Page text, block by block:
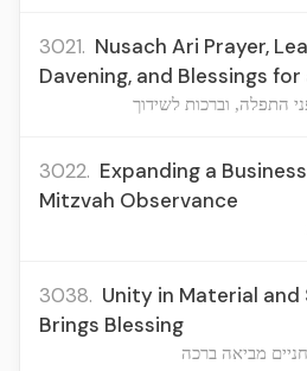
3021. Nusach Ari Prayer,
Davening, and Blessings
התפלה, וברכות לשידוך
3022. Expanding a
Mitzvah Observance
3038. Unity in Material
Brings Blessing
מביאה ברכה